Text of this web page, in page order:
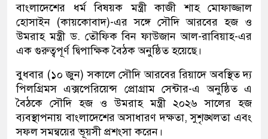
বাংলাদেশের ধর্ম বিষয়ক মন্ত্রী কাজী শাহ মোফাজ্জাল
হোসাইন (কায়কোবাদ)-এর সঙ্গে সৌদি আরবের হজ ও
উমরাহ মন্ত্রী ড. তৌফিক বিন ফাউজান আল-রাবিয়াহ-এর
এক গুরুত্বপূর্ণ দ্বিপাক্ষিক বৈঠক অনুষ্ঠিত হয়েছে।
বুধবার (১০ জুন) সকালে সৌদি আরবের রিয়াদে অবস্থিত দ্য
পিলগ্রিমস এক্সপেরিয়েন্স প্রোগ্রাম সেন্টার-এ অনুষ্ঠিত এ
বৈঠকে সৌদি হজ ও উমরাহ মন্ত্রী ২০২৬ সালের হজ
ব্যবস্থাপনায় বাংলাদেশের অসাধারণ দক্ষতা, সুশৃঙ্খলতা এবং
সফল সমন্বয়ের ভূয়সী প্রশংসা করেন।